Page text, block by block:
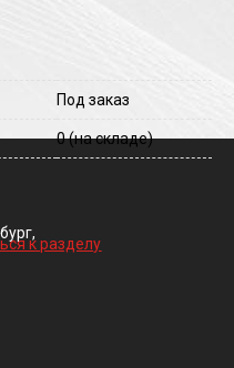
Под заказ
0(на складе)
к разделу